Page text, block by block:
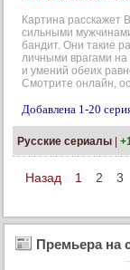
Картина расскажет
сильными
бандит. Они такие
личными врагами
и умений обеих
Смотрите онлайн,
Добавлена 1-20
Русские сериалы |
Назад 1 2 3
Премьера на